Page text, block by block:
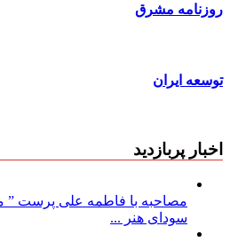
روزنامه مشرق
توسعه ایران
اخبار پربازدید
مصاحبه با فاطمه علی پرست
سودای هنر ...